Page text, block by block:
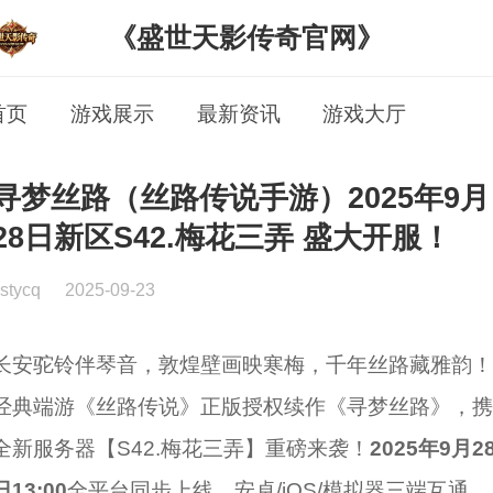
《盛世天影传奇官网》
页 游戏展示 最新资讯 游戏大厅
梦丝路（丝路传说手游）2025年9月
日新区S42.梅花三弄 盛大开服！
2025-09-23
安驼铃伴琴音，敦煌壁画映寒梅，千年丝路藏雅韵！
典端游《丝路传说》正版授权续作《寻梦丝路》，携
新服务器【S42.梅花三弄】重磅来袭！ 2025年9月